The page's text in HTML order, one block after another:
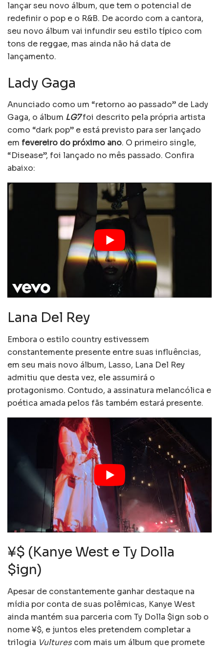
lançar seu novo álbum, que tem o potencial de
redefinir o pop e o R&B. De acordo com a cantora,
seu novo álbum vai infundir seu estilo típico com
tons de reggae, mas ainda não há data de
lançamento.
Lady Gaga
Anunciado como um “retorno ao passado” de Lady
Gaga, o álbum LG7foi descrito pela própria artista
como “dark pop” e está previsto para ser lançado
em fevereiro do próximo ano. O primeiro single,
“Disease”, foi lançado no mês passado. Confira
abaixo:
Lana Del Rey
Embora o estilo country estivessem
constantemente presente entre suas influências,
em seu mais novo álbum, Lasso, Lana Del Rey
admitiu que desta vez, ele assumirá o
protagonismo. Contudo, a assinatura melancólica e
poética amada pelos fãs também estará presente.
¥$ (Kanye West e Ty Dolla
$ign)
Apesar de constantemente ganhar destaque na
mídia por conta de suas polêmicas, Kanye West
ainda mantém sua parceria com Ty Dolla $ign sob o
nome ¥$, e juntos eles pretendem completar a
trilogia Vultures com mais um álbum que promete